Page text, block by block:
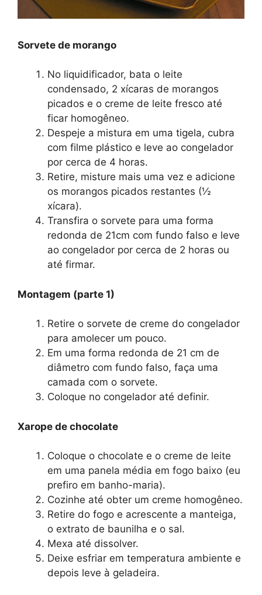
Sorvete de morango
No liquidificador, bata o leite
condensado, 2 xícaras de morangos
picados e o creme de leite fresco até
ficar homogêneo.
Despeje a mistura em uma tigela, cubra
com filme plástico e leve ao congelador
por cerca de 4 horas.
Retire, misture mais uma vez e adicione
os morangos picados restantes (½
xícara).
Transfira o sorvete para uma forma
redonda de 21cm com fundo falso e leve
ao congelador por cerca de 2 horas ou
até firmar.
Montagem (parte 1)
Retire o sorvete de creme do congelador
para amolecer um pouco.
Em uma forma redonda de 21 cm de
diâmetro com fundo falso, faça uma
camada com o sorvete.
Coloque no congelador até definir.
Xarope de chocolate
Coloque o chocolate e o creme de leite
em uma panela média em fogo baixo (eu
prefiro em banho-maria).
Cozinhe até obter um creme homogêneo.
Retire do fogo e acrescente a manteiga,
o extrato de baunilha e o sal.
Mexa até dissolver.
Deixe esfriar em temperatura ambiente e
depois leve à geladeira.